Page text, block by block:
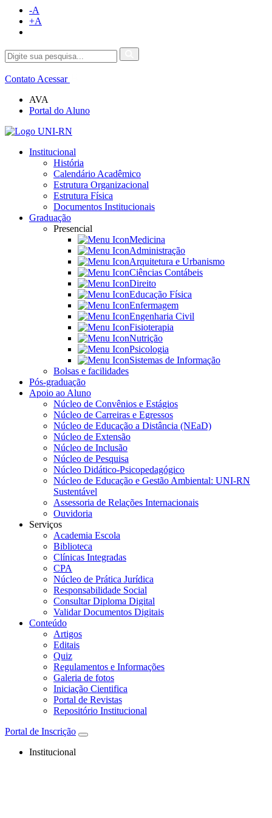
-A
+A
Contato Acessar
AVA
Portal do Aluno
Institucional
História
Calendário Acadêmico
Estrutura Organizacional
Estrutura Física
Documentos Institucionais
Graduação
Presencial
Medicina
Administração
Arquitetura e Urbanismo
Ciências Contábeis
Direito
Educação Física
Enfermagem
Engenharia Civil
Fisioterapia
Nutrição
Psicologia
Sistemas de Informação
Bolsas e facilidades
Pós-graduação
Apoio ao Aluno
Núcleo de Convênios e Estágios
Núcleo de Carreiras e Egressos
Núcleo de Educação a Distância (NEaD)
Núcleo de Extensão
Núcleo de Inclusão
Núcleo de Pesquisa
Núcleo Didático-Psicopedagógico
Núcleo de Educação e Gestão Ambiental: UNI-RN
Sustentável
Assessoria de Relações Internacionais
Ouvidoria
Serviços
Academia Escola
Biblioteca
Clínicas Integradas
CPA
Núcleo de Prática Jurídica
Responsabilidade Social
Consultar Diploma Digital
Validar Documentos Digitais
Conteúdo
Artigos
Editais
Quiz
Regulamentos e Informações
Galeria de fotos
Iniciação Cientifica
Portal de Revistas
Repositório Institucional
Portal de Inscrição
Institucional